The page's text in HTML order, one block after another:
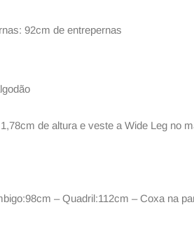
92cm de entrepernas
de altura e veste a Wide Leg no
– Quadril:112cm – Coxa na